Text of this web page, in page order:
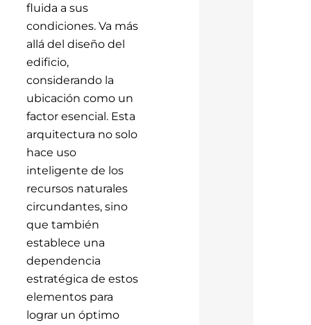
fluida a sus
condiciones. Va más
allá del diseño del
edificio,
considerando la
ubicación como un
factor esencial. Esta
arquitectura no solo
hace uso
inteligente de los
recursos naturales
circundantes, sino
que también
establece una
dependencia
estratégica de estos
elementos para
lograr un óptimo